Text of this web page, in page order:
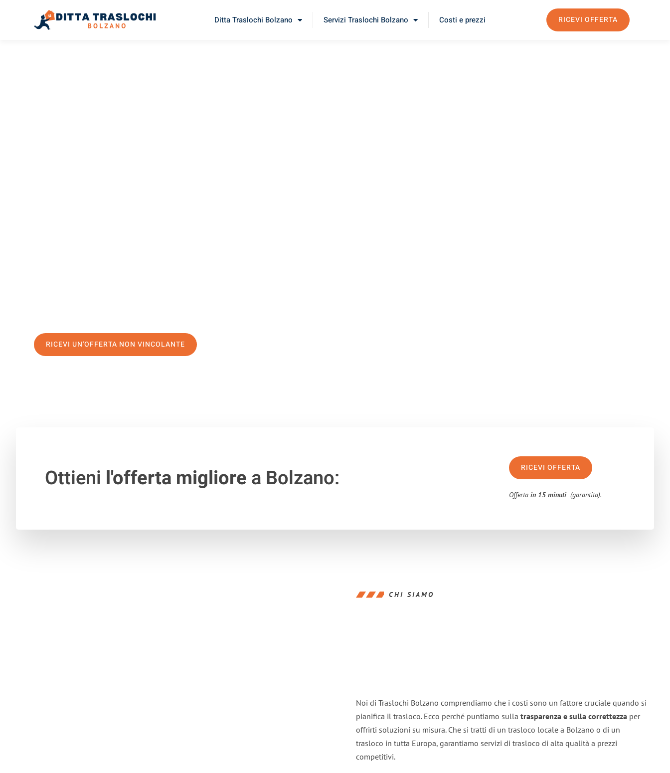
Ditta Traslochi Bolzano Servizi Traslochi Bolzano Costi e prezzi RICEVI OFFERTA
RICEVI UN'OFFERTA NON VINCOLANTE
Ottieni l'offerta migliorea Bolzano: RICEVI OFFERTA
Offertain 15 minuti (garantita).
CHI SIAMO
Noi di Traslochi Bolzano comprendiamo che i costi sono un fattore cruciale quando si
pianifica il trasloco. Ecco perché puntiamo sulla trasparenza e sulla correttezza per
offrirti soluzioni su misura. Che si tratti di un trasloco locale a Bolzano o di un
trasloco in tutta Europa, garantiamo servizi di trasloco di alta qualità a prezzi
competitivi.